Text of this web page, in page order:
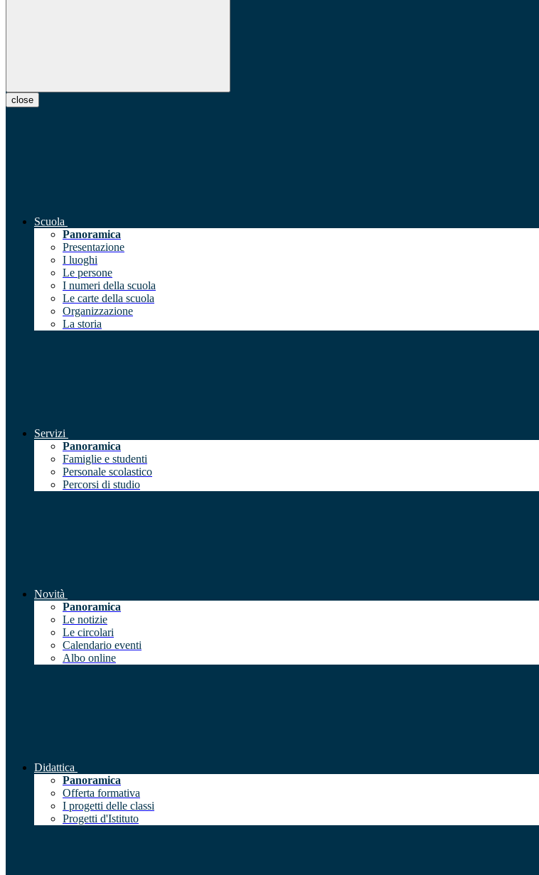
close
Scuola
Panoramica
Presentazione
I luoghi
Le persone
I numeri della scuola
Le carte della scuola
Organizzazione
La storia
Servizi
Panoramica
Famiglie e studenti
Personale scolastico
Percorsi di studio
Novità
Panoramica
Le notizie
Le circolari
Calendario eventi
Albo online
Didattica
Panoramica
Offerta formativa
I progetti delle classi
Progetti d'Istituto